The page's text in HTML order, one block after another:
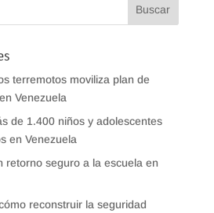
terremotos moviliza plan de
Venezuela
de 1.400 niños y adolescentes
en Venezuela
retorno seguro a la escuela en
reconstruir la seguridad